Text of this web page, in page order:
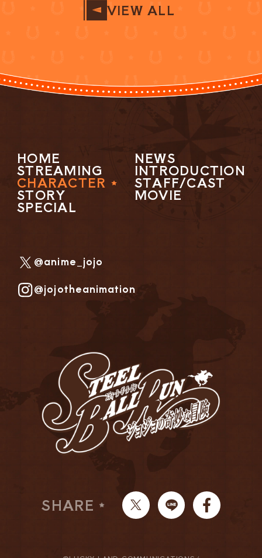
VIEW ALL
HOME NEWS
STREAMING INTRODUCTION
CHARACTER STAFF/CAST
STORY MOVIE
SPECIAL
@anime_jojo
@jojotheanimation
SHARE